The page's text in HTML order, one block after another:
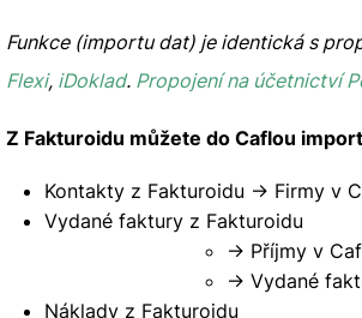
Funkce (importu dat) je identická s
Flexi, iDoklad. Propojení na účetnictví
Z Fakturoidu můžete do Caflou
Kontakty z Fakturoidu -> Firmy v
Vydané faktury z Fakturoidu
-> Příjmy v
-> Vydané
Náklady z Fakturoidu